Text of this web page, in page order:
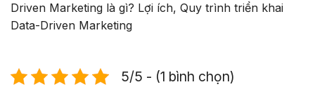
Driven Marketing là gì? Lợi ích, Quy trình triển khai
Data-Driven Marketing
5/5 - (1 bình chọn)